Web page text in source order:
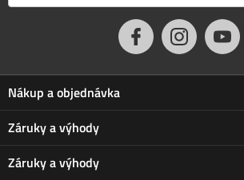
Nákup a objednávka
Obchodné podmienky
Doprava a platba
Predĺžená záruka
Záruky a výhody
Reklamácia
Záruky a výhody